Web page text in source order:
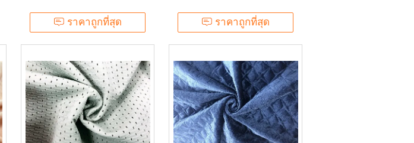
ราคาถูกที่สุด ราคาถูกที่สุด